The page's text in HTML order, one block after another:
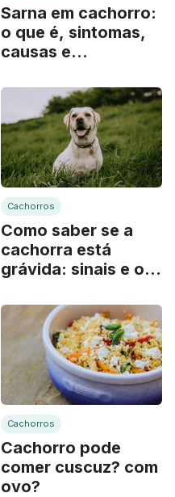
Sarna em cachorro:
o que é, sintomas,
causas e
Cachorros
Como saber se a
cachorra está
grávida: sinais e o
Cachorros
Cachorro pode
comer cuscuz? com
ovo?